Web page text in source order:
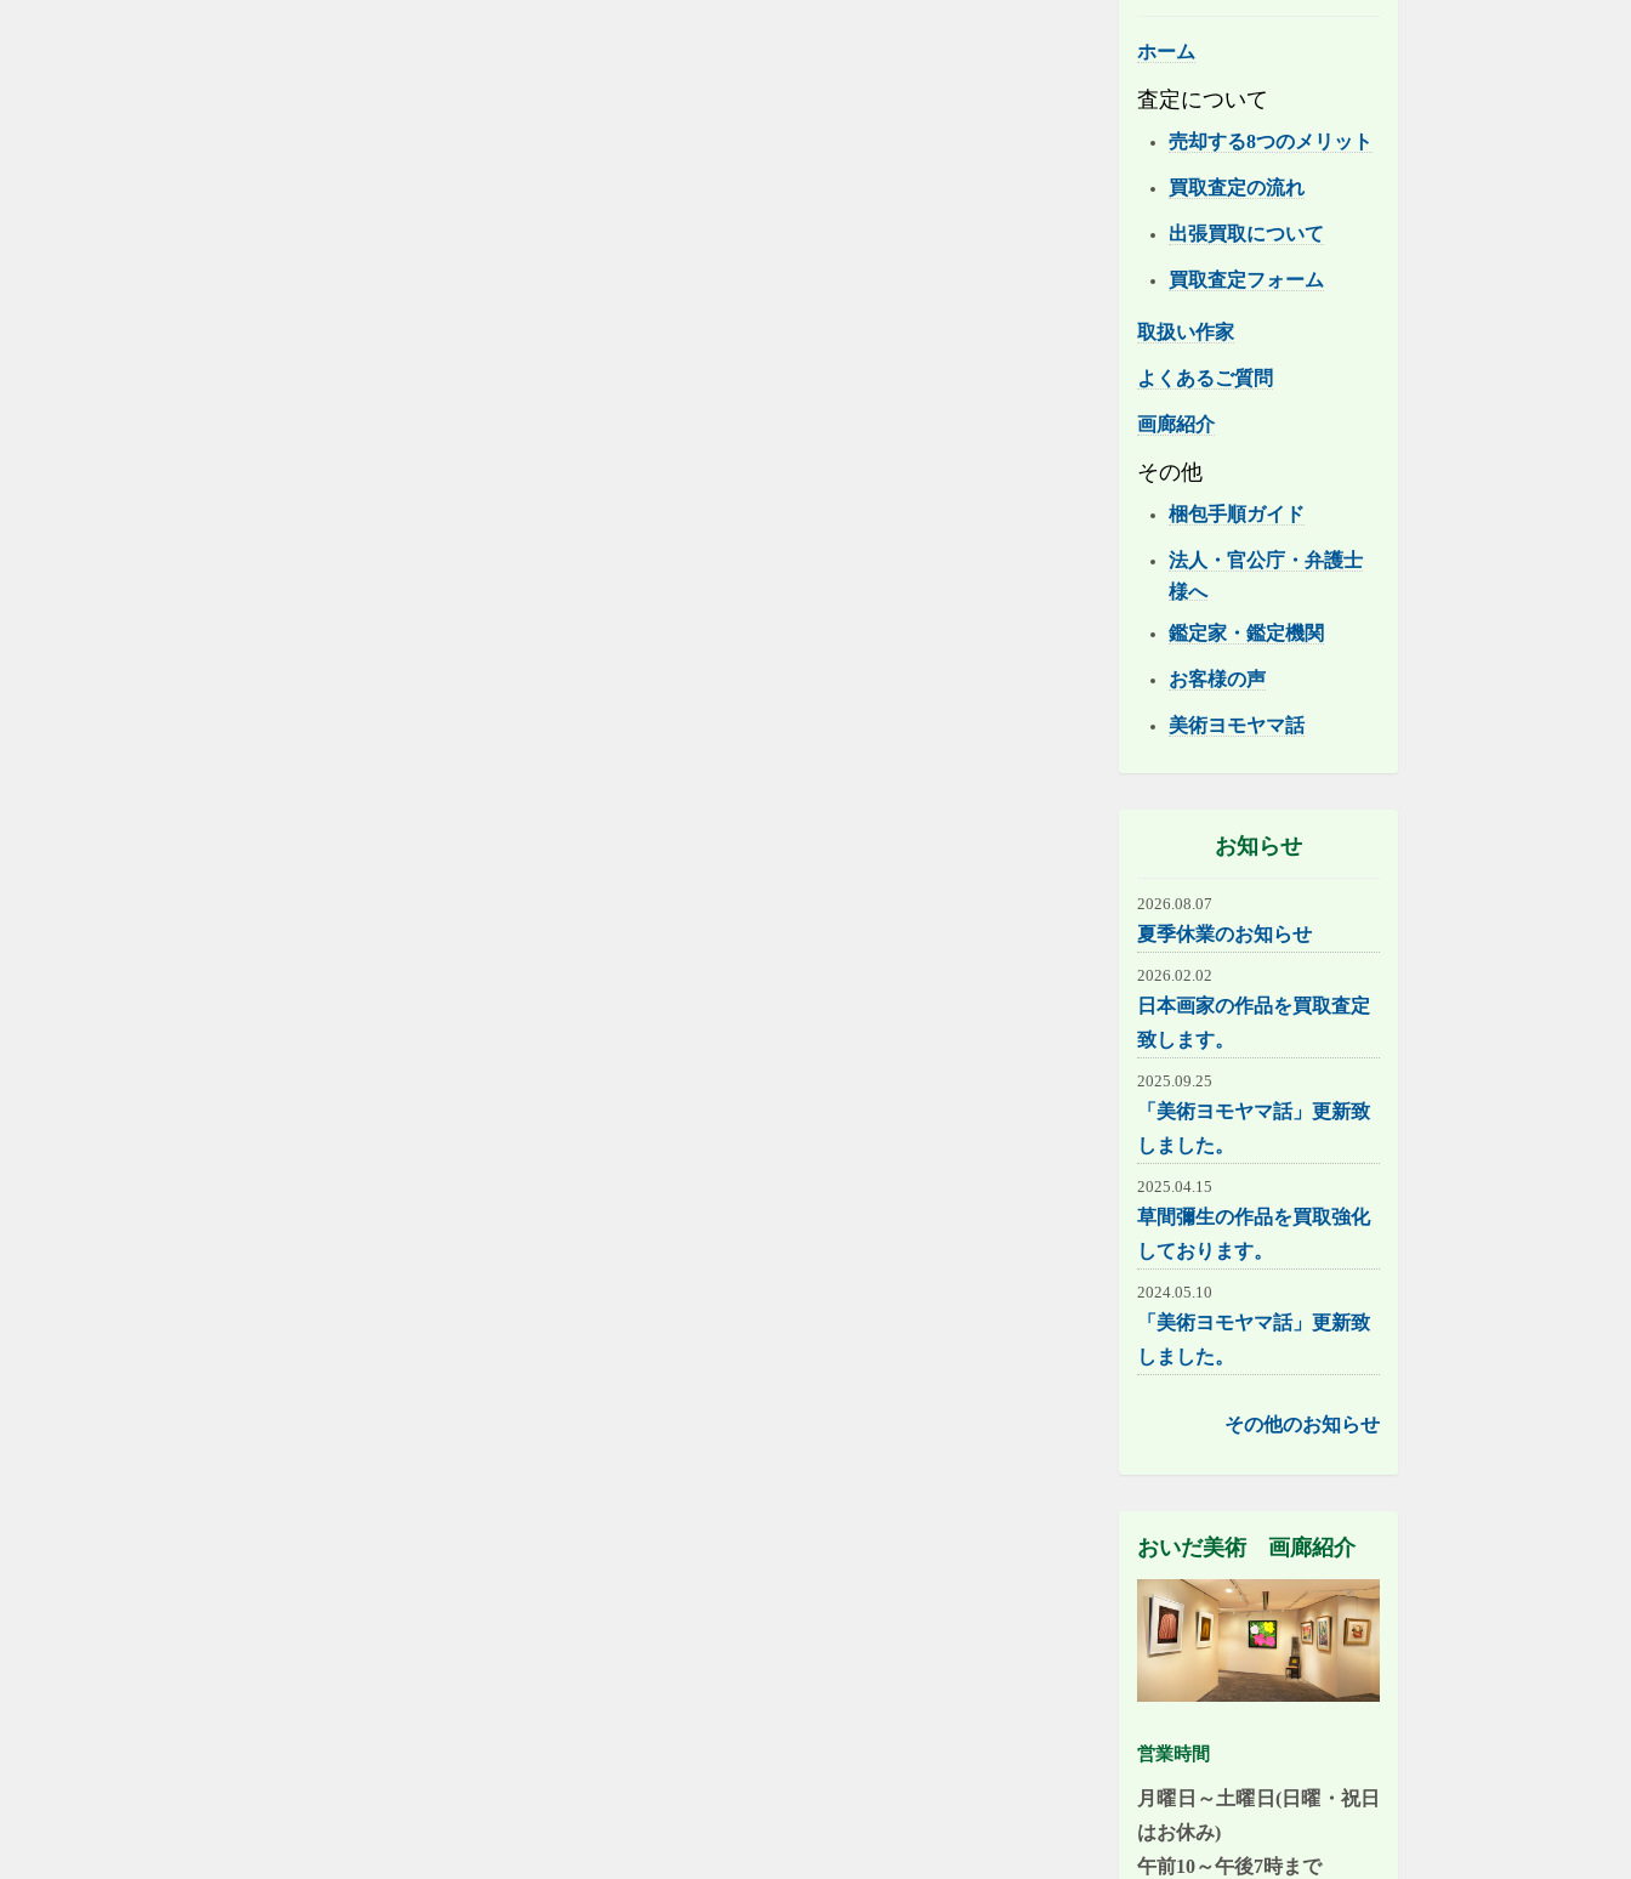
ホーム
査定について
売却する8つのメリット
買取査定の流れ
出張買取について
買取査定フォーム
取扱い作家
よくあるご質問
画廊紹介
その他
梱包手順ガイド
法人・官公庁・弁護士
様へ
鑑定家・鑑定機関
お客様の声
美術ヨモヤマ話
お知らせ
2026.08.07
夏季休業のお知らせ
2026.02.02
日本画家の作品を買取査定
致します。
2025.09.25
「美術ヨモヤマ話」更新致
しました。
2025.04.15
草間彌生の作品を買取強化
しております。
2024.05.10
「美術ヨモヤマ話」更新致
しました。
その他のお知らせ
おいだ美術 画廊紹介
営業時間
月曜日～土曜日(日曜・祝日
はお休み)
午前10～午後7時まで